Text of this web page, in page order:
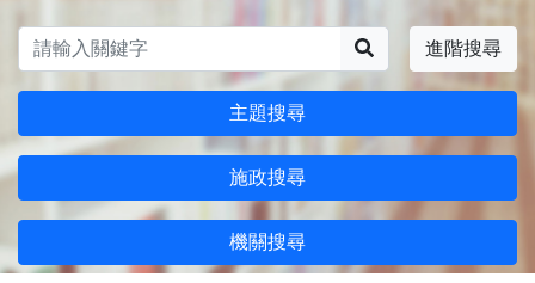
進階搜尋
主題搜尋
施政搜尋
機關搜尋